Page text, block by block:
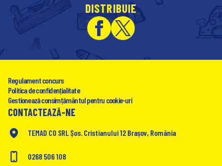
DISTRIBUIE
Regulament concurs
Politica de confidențialitate
Gestionează consimțământul pentru cookie-uri
CONTACTEAZĂ-NE
TEMAD CO SRL Șos. Cristianului 12 Brașov, România
0268 506 108